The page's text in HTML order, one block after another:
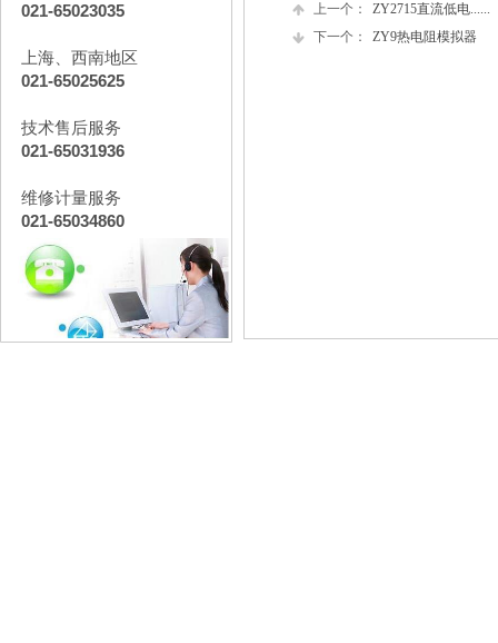
上一个：
ZY2715直流低电......
下一个：
ZY9热电阻模拟器
021-65023035
上海、西南地区
021-65025625
技术售后服务
021-65031936
维修计量服务
021-65034860